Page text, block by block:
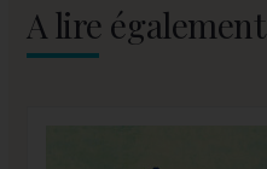
A lire également